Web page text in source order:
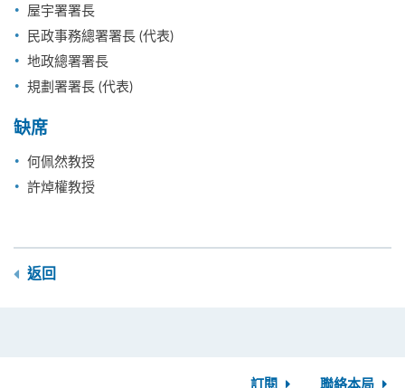
屋宇署署長
民政事務總署署長 (代表)
地政總署署長
規劃署署長 (代表)
缺席
何佩然教授
許焯權教授
返回
訂閱 聯絡本局